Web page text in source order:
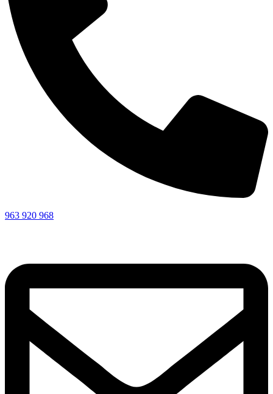
963 920 968